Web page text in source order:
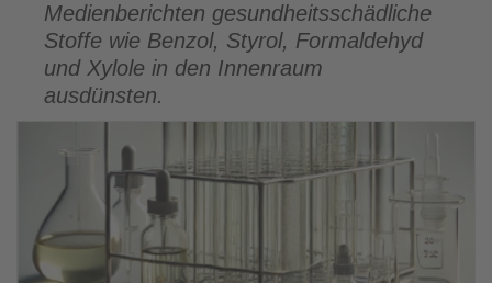
Medienberichten gesundheitsschädliche
Stoffe wie Benzol, Styrol, Formaldehyd
und Xylole in den Innenraum
ausdünsten.